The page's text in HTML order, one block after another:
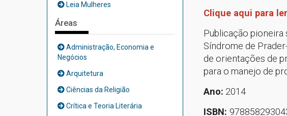
Leia Mulheres
Áreas
Administração, Economia e
Negócios
Arquitetura
Ciências da Religião
Crítica e Teoria Literária
Clique aqui para
Publicação pioneira
Síndrome de
de orientações de
para o manejo de
Ano: 2014
ISBN: